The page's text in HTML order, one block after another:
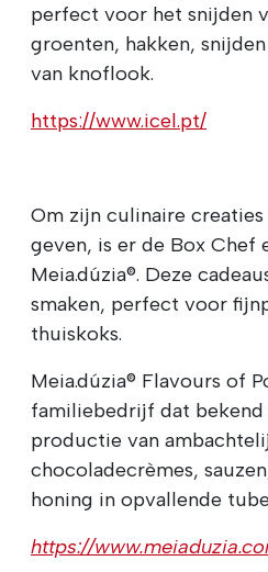
perfect voor het snijden
groenten, hakken,
van knoflook.
https://www.icel.pt/
Om zijn culinaire
geven, is er de Box Chef
Meia.dúzia®. Deze
smaken, perfect voor
thuiskoks.
Meia.dúzia® Flavours of
familiebedrijf dat bekend
productie van
chocoladecrèmes,
honing in opvallende
https://